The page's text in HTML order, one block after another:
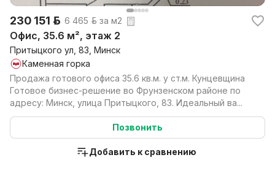
230 151 р. 6 465 р. за м2
Офис, 35.6 м², этаж 2
Притыцкого ул, 83, Минск
Каменная горка
Продажа готового офиса 35.6 кв.м. у ст.м. Кунцевщина
Готовое бизнес-решение во Фрунзенском районе по
адресу: Минск, улица Притыцкого, 83. Идеальный ва...
Позвонить
Добавить к сравнению